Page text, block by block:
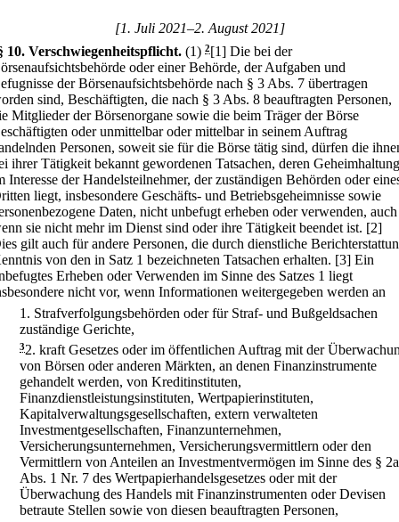
[1. Juli 2021–2. August 2021]
10. Verschwiegenheitspflicht. (1) 2[1] Die bei der
oder einer Behörde, der Aufgaben und
der Börsenaufsichtsbehörde nach § 3 Abs. 7 übertragen
sind, Beschäftigten, die nach § 3 Abs. 8 beauftragten Personen,
Mitglieder der Börsenorgane sowie die beim Träger der Börse
oder unmittelbar oder mittelbar in seinem Auftrag
Personen, soweit sie für die Börse tätig sind, dürfen die
ihrer Tätigkeit bekannt gewordenen Tatsachen, deren Geheimhaltung
Interesse der Handelsteilnehmer, der zuständigen Behörden oder
liegt, insbesondere Geschäfts- und Betriebsgeheimnisse sowie
Daten, nicht unbefugt erheben oder verwenden, auch
sie nicht mehr im Dienst sind oder ihre Tätigkeit beendet ist. [2]
gilt auch für andere Personen, die durch dienstliche
von den in Satz 1 bezeichneten Tatsachen erhalten. [3] Ein
Erheben oder Verwenden im Sinne des Satzes 1 liegt
nicht vor, wenn Informationen weitergegeben werden an
1. Strafverfolgungsbehörden oder für Straf- und Bußgeldsachen
zuständige Gerichte,
32. kraft Gesetzes oder im öffentlichen Auftrag mit der
von Börsen oder anderen Märkten, an denen Finanzinstrumente
gehandelt werden, von Kreditinstituten,
Finanzdienstleistungsinstituten, Wertpapierinstituten,
Kapitalverwaltungsgesellschaften, extern verwalteten
Investmentgesellschaften, Finanzunternehmen,
Versicherungsunternehmen, Versicherungsvermittlern oder den
Vermittlern von Anteilen an Investmentvermögen im Sinne des § 2a
Abs. 1 Nr. 7 des Wertpapierhandelsgesetzes oder mit der
Überwachung des Handels mit Finanzinstrumenten oder Devisen
betraute Stellen sowie von diesen beauftragten Personen,